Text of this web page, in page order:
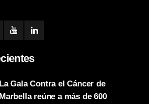
La Gala Contra el Cáncer de
Marbella reúne a más de 600